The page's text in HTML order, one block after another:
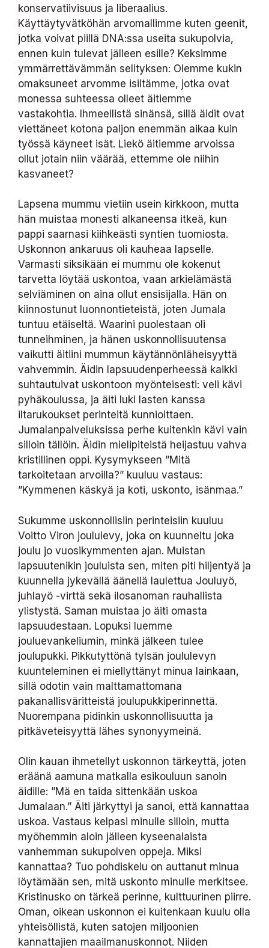
konservatiivisuus ja liberaalius.
Käyttäytyvätköhän arvomallimme kuten geenit,
jotka voivat piillä DNA:ssa useita sukupolvia,
ennen kuin tulevat jälleen esille? Keksimme
ymmärrettävämmän selityksen: Olemme kukin
omaksuneet arvomme isiltämme, jotka ovat
monessa suhteessa olleet äitiemme
vastakohtia. Ihmeellistä sinänsä, sillä äidit ovat
viettäneet kotona paljon enemmän aikaa kuin
työssä käyneet isät. Liekö äitiemme arvoissa
ollut jotain niin väärää, ettemme ole niihin
kasvaneet?
Lapsena mummu vietiin usein kirkkoon, mutta
hän muistaa monesti alkaneensa itkeä, kun
pappi saarnasi kiihkeästi syntien tuomiosta.
Uskonnon ankaruus oli kauheaa lapselle.
Varmasti siksikään ei mummu ole kokenut
tarvetta löytää uskontoa, vaan arkielämästä
selviäminen on aina ollut ensisijalla. Hän on
kiinnostunut luonnontieteistä, joten Jumala
tuntuu etäiseltä. Waarini puolestaan oli
tunneihminen, ja hänen uskonnollisuutensa
vaikutti äitiini mummun käytännönläheisyyttä
vahvemmin. Äidin lapsuudenperheessä kaikki
suhtautuivat uskontoon myönteisesti: veli kävi
pyhäkoulussa, ja äiti luki lasten kanssa
iltarukoukset perinteitä kunnioittaen.
Jumalanpalveluksissa perhe kuitenkin kävi vain
silloin tällöin. Äidin mielipiteistä heijastuu vahva
kristillinen oppi. Kysymykseen ”Mitä
tarkoitetaan arvoilla?” kuuluu vastaus:
”Kymmenen käskyä ja koti, uskonto, isänmaa.”
Sukumme uskonnollisiin perinteisiin kuuluu
Voitto Viron joululevy, joka on kuunneltu joka
joulu jo vuosikymmenten ajan. Muistan
lapsuutenikin jouluista sen, miten piti hiljentyä ja
kuunnella jykevällä äänellä laulettua Jouluyö,
juhlayö -virttä sekä ilosanoman rauhallista
ylistystä. Saman muistaa jo äiti omasta
lapsuudestaan. Lopuksi luemme
jouluevankeliumin, minkä jälkeen tulee
joulupukki. Pikkutyttönä tylsän joululevyn
kuunteleminen ei miellyttänyt minua lainkaan,
sillä odotin vain malttamattomana
pakanallisväritteistä joulupukkiperinnettä.
Nuorempana pidinkin uskonnollisuutta ja
pitkäveteisyyttä lähes synonyymeinä.
Olin kauan ihmetellyt uskonnon tärkeyttä, joten
eräänä aamuna matkalla esikouluun sanoin
äidille: ”Mä en taida sittenkään uskoa
Jumalaan.” Äiti järkyttyi ja sanoi, että kannattaa
uskoa. Vastaus kelpasi minulle silloin, mutta
myöhemmin aloin jälleen kyseenalaista
vanhemman sukupolven oppeja. Miksi
kannattaa? Tuo pohdiskelu on auttanut minua
löytämään sen, mitä uskonto minulle merkitsee.
Kristinusko on tärkeä perinne, kulttuurinen piirre.
Oman, oikean uskonnon ei kuitenkaan kuulu olla
yhteisöllistä, kuten satojen miljoonien
kannattajien maailmanuskonnot. Niiden